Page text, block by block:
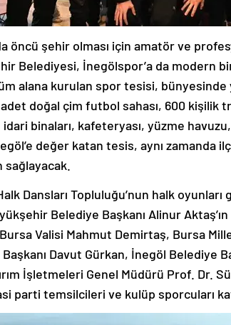
öncü şehir olması için amatör ve
Belediyesi, İnegölspor’a da modern
alana kurulan spor tesisi,
doğal çim futbol sahası, 600 kişilik
idari binaları, kafeteryası, yüzme
değer katan tesis, aynı zamanda
Dansları Topluluğu’nun halk oyunları
Belediye Başkanı Alinur Aktaş’ın
Bursa Valisi Mahmut Demirtaş, Bursa
Davut Gürkan, İnegöl Belediye
İşletmeleri Genel Müdürü Prof. Dr.
parti temsilcileri ve kulüp sporcuları